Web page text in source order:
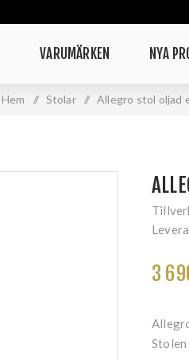
VARUMÄRKEN NYA
Hem / Stolar / Allegro stol oljad
3